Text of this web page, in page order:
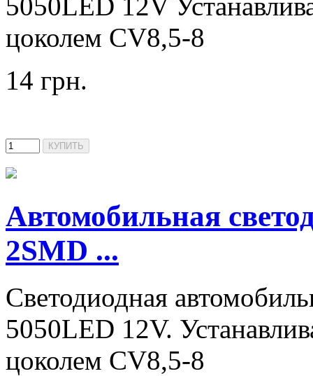
цоколем CV8,5-8
14 грн.
Автомобильная
2SMD ...
Светодиодная
5050LED 12V.
цоколем CV8,5-8